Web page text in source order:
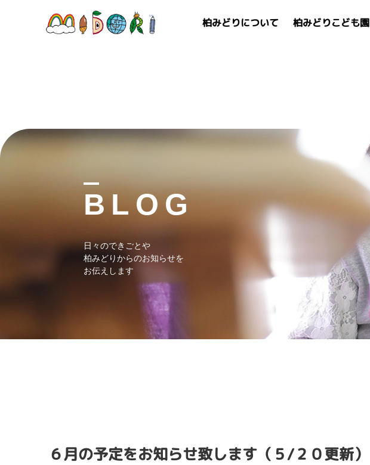
柏みどりについて 柏みどりこども園
BLOG
日々のできごとや
柏みどりからのお知らせを
お伝えします
６月の予定をお知らせ致します（５/２０更新）